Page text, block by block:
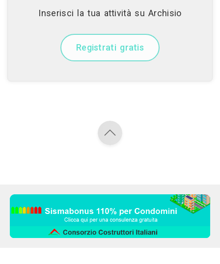
Inserisci la tua attività su Archisio
Registrati gratis